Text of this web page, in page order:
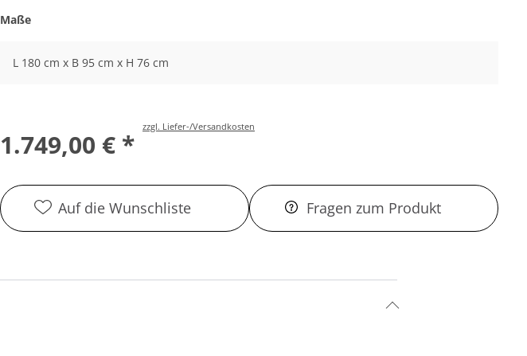
Maße
L 180 cm x B 95 cm x H 76 cm
1.749,00 € *
zzgl. Liefer-/Versandkosten
Auf die Wunschliste Fragen zum Produkt